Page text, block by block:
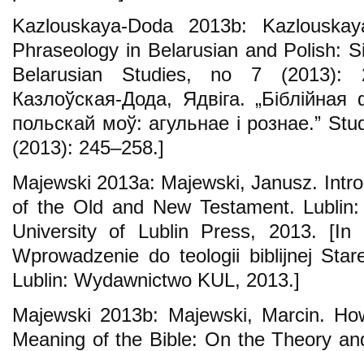
Kazlouskaya-Doda 2013b:
Phraseology in Belarusian and Polish:
Belarusian Studies, no 7 (2013):
Казлоўская-Дода, Ядвіга. „Біблійная
польскай моў: агульнае і рознае.”
(2013): 245–258.]
Majewski 2013a: Majewski, Janusz.
of the Old and New Testament.
University of Lublin Press, 2013. [In
Wprowadzenie do teologii biblijnej
Lublin: Wydawnictwo KUL, 2013.]
Majewski 2013b: Majewski, Marcin.
Meaning of the Bible: On the Theory